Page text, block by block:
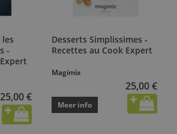
-
25,00 €
Desserts Simplissimes -
Recettes au Cook Expert
Magimix
25,00 €
Meer info